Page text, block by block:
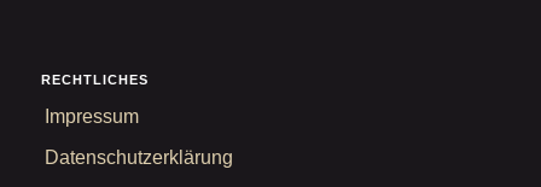
RECHTLICHES
Impressum
Datenschutzerklärung